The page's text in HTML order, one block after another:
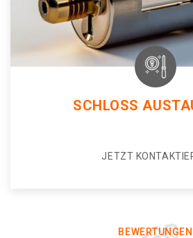
SCHLOSS
JETZT
BEWERTUNGEN